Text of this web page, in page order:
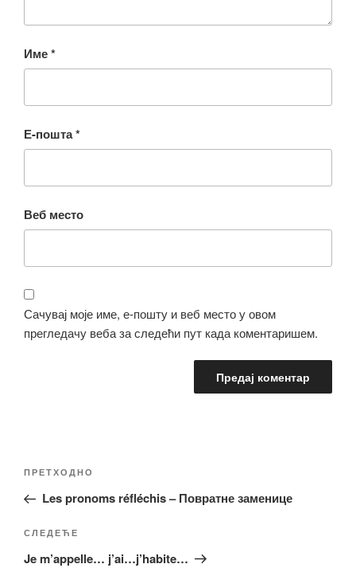
Име*
Е-пошта*
Веб место
Сачувај моје име, е-пошту и веб место у овом
прегледачу веба за следећи пут када коментаришем.
Кретање
Претходни
чланак
ПРЕТХОДНО
Les pronoms réfléchis – Повратне заменице
Следећи
чланак
СЛЕДЕЋЕ
Je m’appelle… j’ai…j’habite…